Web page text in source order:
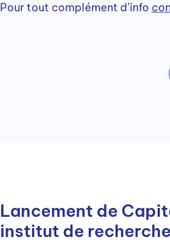
Pour tout complément d’info
Lancement de
institut de